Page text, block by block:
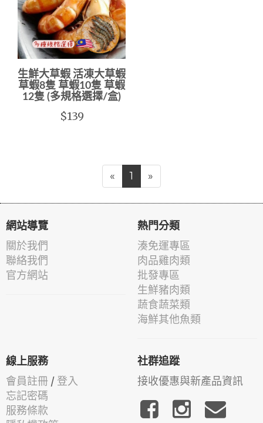
生鮮大草蝦 活凍大草蝦
草蝦8隻 草蝦10隻 草蝦
12隻 (多規格選擇/盒)
$139
« 1 »
網站導覽
關於我們
聯絡我們
官方網站
熱門分類
湊免運專區
肉品雞肉類
批發專區
生鮮豬肉類
蔬食蔬菜類
海鮮其他魚類
線上服務
會員註冊 / 登入
忘記密碼
服務條款
社群追蹤
接收優惠與新產品資訊